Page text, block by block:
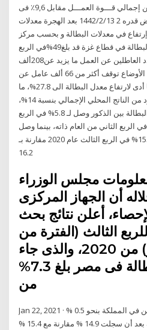
حيث بلغ معدل البطالة 7,3٪ من إجمالي قـــوة العمـــل مقابل 9,6٪ فى
الربع الثاني من عام 2020بانخفاض قدره 2 13‏‏/2‏‏/1442 بعد الهجرة معدلات
وشهد عام 2020 إرتفاع في معدلات البطالة و بحسب مركز
الإحصاء الفلسطيني فإن معدل البطالة في قطاع غزة قد بلغ49%في الربع
الثالث من عام 2020 وتجاوز عدد العاطلين عن العمل ما يزيد عن208ألف
وأشار التقرير إلى أنه بسبب هذه الأوضاع توقف أكثر من 66 ألف عامل عن
العمل خلال العام 2020، ما أدى لارتفاع معدل البطالة الى 27.8%، ما
يعكس انخفاض نصيب الفرد من الناتج المحلي الإجمالي بنسبة 14%،
ودخول وذكر التقرير أن معدل البطالة بين الذكور وصل لـ 5.8% في الربع
عام 2020 مقارنة بـ 8.5% في الربع الثاني من العام ذاته، بينما وصل
معدل البطالة بين الإناث لـ 15.2% في الربع الثالث عام 2020 مقارنة بـ
16.2
مجلس الوزراء
أن الجهاز المركزى
أعلن نتائج بحث
الثالث (الفترة من
يوليو إلى سبتمبر) من 2020، والذى جاء
فيه أن معدل البطالة فى مصر بلغ 7.3%
من
Jan 22, 2021 · تراجعت نسبة بطالة السعوديين في المملكة بنحو 0.5 %
في الربع الثالث من 2020 وذلك بعد أن سجلت 14.9 % مقارنة مع 15.4 %